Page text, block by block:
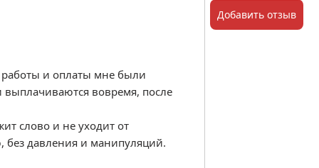
работы и оплаты мне были
выплачиваются вовремя, после
слово и не уходит от
без давления и манипуляций.
Добавить отзыв